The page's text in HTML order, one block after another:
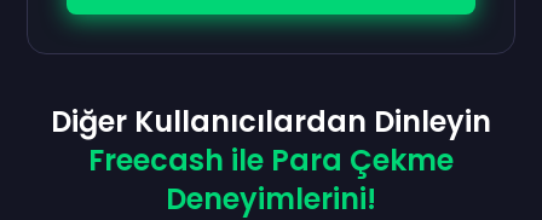
Diğer Kullanıcılardan Dinleyin
Freecash ile Para Çekme
Deneyimlerini!